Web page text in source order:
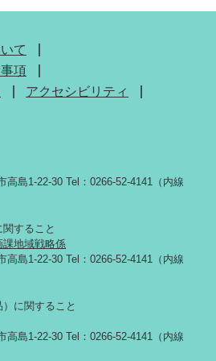
て
項
アクセシビリティ
高島1-22-30 Tel：0266-52-4141（内線
すること
課地域戦略係
高島1-22-30 Tel：0266-52-4141（内線
に関すること
高島1-22-30 Tel：0266-52-4141（内線